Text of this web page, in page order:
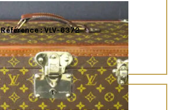
Référence : VLV-6372